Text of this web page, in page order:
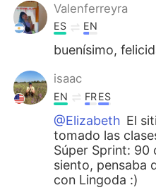
Valenferreyra
ES EN
buenísimo,
isaac
EN FRES
@Elizabeth El
tomado las
Súper Sprint: 90
siento, pensaba
con Lingoda :)